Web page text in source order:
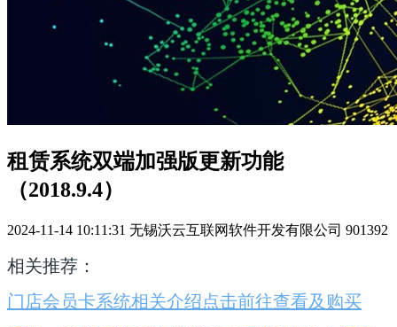
租赁系统双端加强版更新功能
（2018.9.4）
2024-11-14 10:11:31 无锡沃云互联网软件开发有限公司 901392
相关推荐：
门店会员卡系统相关介绍点击前往查看及购买